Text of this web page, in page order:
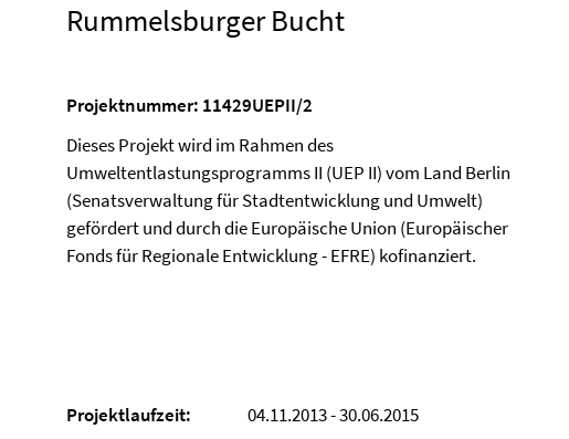
Rummelsburger Bucht
Projektnummer: 11429UEPII/2
Dieses Projekt wird im Rahmen des
Umweltentlastungsprogramms II (UEP II) vom Land Berlin
(Senatsverwaltung für Stadtentwicklung und Umwelt)
gefördert und durch die Europäische Union (Europäischer
Fonds für Regionale Entwicklung - EFRE) kofinanziert.
Projektlaufzeit: 04.11.2013 - 30.06.2015